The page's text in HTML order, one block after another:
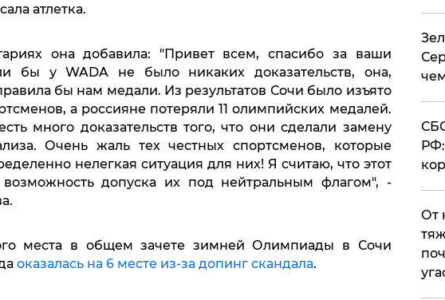
атлетка.
она добавила: "Привет всем, спасибо за ваши
бы у WADA не было никаких доказательств, она,
бы нам медали. Из результатов Сочи было изъято
а россияне потеряли 11 олимпийских медалей.
много доказательств того, что они сделали замену
Очень жаль тех честных спортсменов, которые
нелегкая ситуация для них! Я считаю, что этот
допуска их под нейтральным флагом", -
места в общем зачете зимней Олимпиады в Сочи
оказалась на 6 месте из-за допинг скандала.
От